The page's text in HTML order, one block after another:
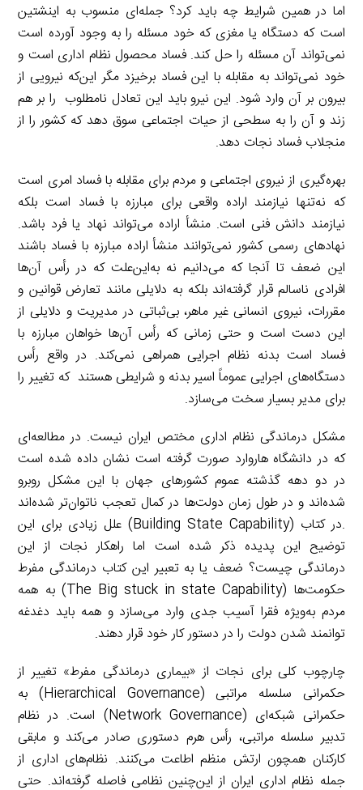
اما در همین شرایط چه باید کرد؟ جمله‌ای منسوب به اینشتین
است که دستگاه یا مغزی که خود مسئله را به وجود آورده است
نمی‌تواند آن مسئله را حل کند. فساد محصول نظام اداری است و
خود نمی‌تواند به مقابله با این فساد برخیزد مگر این‌که نیرویی از
بیرون بر آن وارد شود. این نیرو باید این تعادل‌ نامطلوب را بر هم
زند و آن را به سطحی از حیات اجتماعی سوق دهد که کشور را از
منجلاب فساد نجات دهد.
بهره‌گیری از نیروی اجتماعی و مردم برای مقابله با فساد امری است
که نه‌تنها نیازمند اراده واقعی برای مبارزه با فساد است بلکه
نیازمند دانش فنی است. منشأ اراده می‌تواند نهاد یا فرد باشد.
نهادهای رسمی کشور نمی‌توانند منشأ اراده مبارزه با فساد باشند
این ضعف تا آنجا که می‌دانیم نه به‌این‌علت که در رأس آن‌ها
افرادی ناسالم قرار گرفته‌اند بلکه به دلایلی مانند تعارض قوانین و
مقررات، نیروی انسانی غیر ماهر، بی‌ثباتی در مدیریت و دلایلی از
این دست است و حتی زمانی که رأس آن‌ها خواهان مبارزه با
فساد است بدنه نظام اجرایی همراهی نمی‌کند. در واقع رأس
دستگاه‌های اجرایی عموماً اسیر بدنه و شرایطی هستند که تغییر را
برای مدیر بسیار سخت می‌سازد.
مشکل درماندگی نظام اداری مختص ایران نیست. در مطالعه‌ای
که در دانشگاه هاروارد صورت گرفته است نشان داده شده است
در دو دهه گذشته عموم کشورهای جهان با این مشکل روبرو
شده‌اند و در طول زمان دولت‌ها در کمال تعجب ناتوان‌تر شده‌اند
.در کتاب (Building State Capability) علل زیادی برای این
توضیح این پدیده ذکر شده است اما راهکار نجات از این
درماندگی چیست؟ ضعف یا به تعبیر این کتاب درماندگی مفرط
حکومت‌ها (The Big stuck in state Capability) به همه
مردم به‌ویژه فقرا آسیب جدی وارد می‌سازد و همه باید دغدغه
توانمند شدن دولت را در دستور کار خود قرار دهند.
چارچوب کلی برای نجات از «بیماری درماندگی مفرط» تغییر از
حکمرانی سلسله مراتبی (Hierarchical Governance) به
حکمرانی شبکه‌ای (Network Governance) است. در نظام
تدبیر سلسله مراتبی، رأس هرم دستوری صادر می‌کند و مابقی
کارکنان همچون ارتش منظم اطاعت می‌کنند. نظام‌های اداری از
جمله نظام اداری ایران از این‌چنین نظامی فاصله گرفته‌اند. حتی